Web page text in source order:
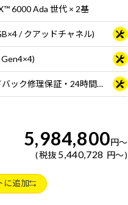
6000 Ada 世代 × 2基
/ クアッドチャネル)
3年間センドバック修理保証・24時間×365日電話サポート
5,984,800円～
税抜 5,440,728 円～
に追加